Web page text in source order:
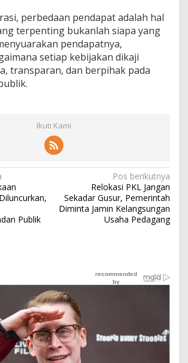
perbedaan pendapat adalah hal
terpenting bukanlah siapa yang
pendapatnya,
setiap kebijakan dikaji
transparan, dan berpihak pada
Ikuti Kami
Publik
Pos berikutnya
Relokasi PKL Jangan
Sekadar Gusur, Pemerintah
Diminta Jamin Kelangsungan
Usaha Pedagang